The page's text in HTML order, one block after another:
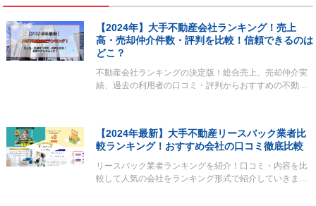
【2024年】大手不動産会社ランキング！売上
高・売却仲介件数・評判を比較！信頼できるのは
どこ？
不動産会社ランキングの決定版！総合売上、売却仲介実
績、過去の利用者の口コミ・評判からおすすめの不動…
【2024年最新】大手不動産リースバック業者比
較ランキング！おすすめ会社の口コミ徹底比較
リースバック業者ランキングを紹介！口コミ・内容を比
較して人気の会社をランキング形式で紹介していきま…